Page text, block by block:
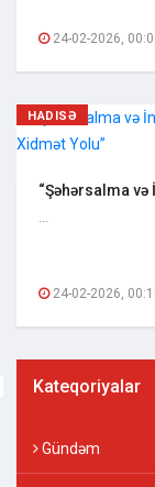
24-02-2026,
HADISƏ
“Şəhərsalma
24-02-2026,
Kateqoriyalar
Gündəm